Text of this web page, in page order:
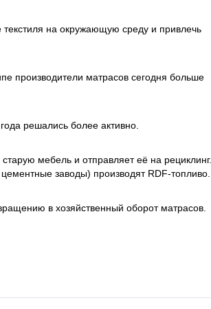
текстиля на окружающую среду и привлечь
производители матрасов сегодня больше
решались более активно.
мебель и отправляет её на рециклинг.
заводы) производят RDF-топливо.
в хозяйственный оборот матрасов.